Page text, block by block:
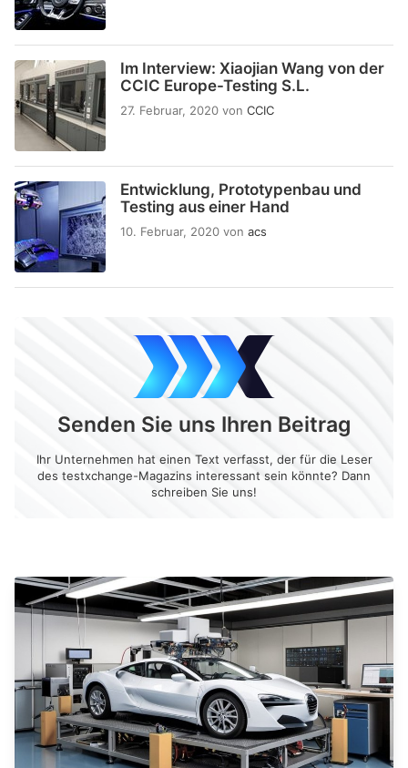
Im Interview: Xiaojian Wang von der
CCIC Europe-Testing S.L.
27. Februar, 2020 von CCIC
Entwicklung, Prototypenbau und
Testing aus einer Hand
10. Februar, 2020 von acs
Senden Sie uns Ihren Beitrag
Ihr Unternehmen hat einen Text verfasst, der für die Leser
des testxchange-Magazins interessant sein könnte? Dann
schreiben Sie uns!